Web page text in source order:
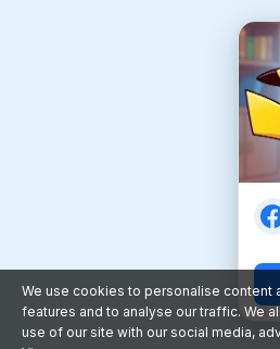
We use cookies to personalise content
features and to analyse our traffic. We
use of our site with our social media,